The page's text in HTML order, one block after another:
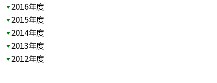
2016年度
2015年度
2014年度
2013年度
2012年度